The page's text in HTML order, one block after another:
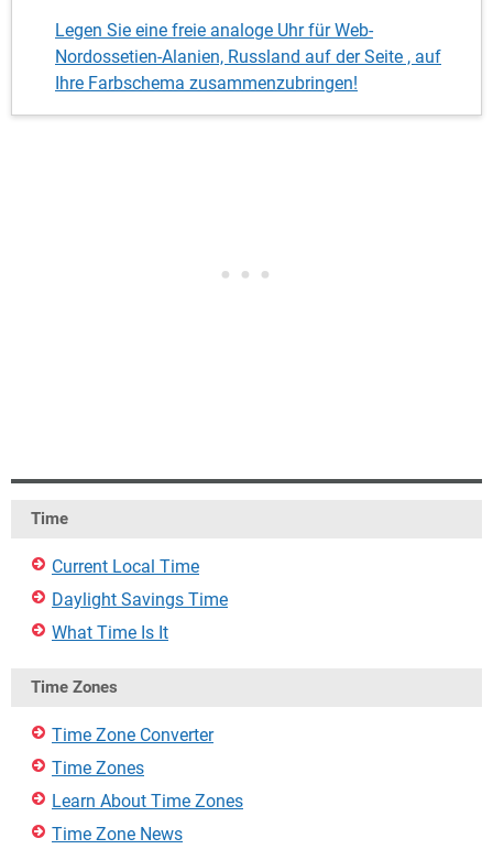
Legen Sie eine freie analoge Uhr für Web-
Nordossetien-Alanien, Russland auf der Seite , auf
Ihre Farbschema zusammenzubringen!
Time
Current Local Time
Daylight Savings Time
What Time Is It
Time Zones
Time Zone Converter
Time Zones
Learn About Time Zones
Time Zone News